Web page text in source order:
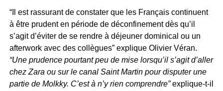
“Il est rassurant de constater que les Français continuent
à être prudent en période de déconfinement dès qu’il
s’agit d’éviter de se rendre à déjeuner dominical ou un
afterwork avec des collègues” explique Olivier Véran.
“Une prudence pourtant peu de mise lorsqu’il s’agit d’aller
chez Zara ou sur le canal Saint Martin pour disputer une
partie de Molkky. C’est à n’y rien comprendre”explique-t-il